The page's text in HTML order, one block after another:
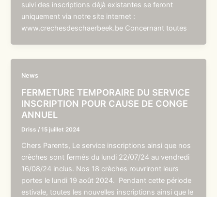
suivi des inscriptions déjà existantes se feront
uniquement via notre site internet :
www.crechesdeschaerbeek.be Concernant toutes
News
FERMETURE TEMPORAIRE DU SERVICE
INSCRIPTION POUR CAUSE DE CONGE
ANNUEL
Driss /15 juillet 2024
Chers Parents, Le service inscriptions ainsi que nos
crèches sont fermés du lundi 22/07/24 au vendredi
16/08/24 inclus. Nos 18 crèches rouvriront leurs
portes le lundi 19 août 2024. Pendant cette période
estivale, toutes les nouvelles inscriptions ainsi que le